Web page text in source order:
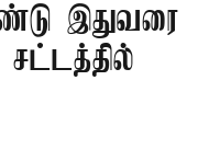
இதுவரை
சட்டத்தில்